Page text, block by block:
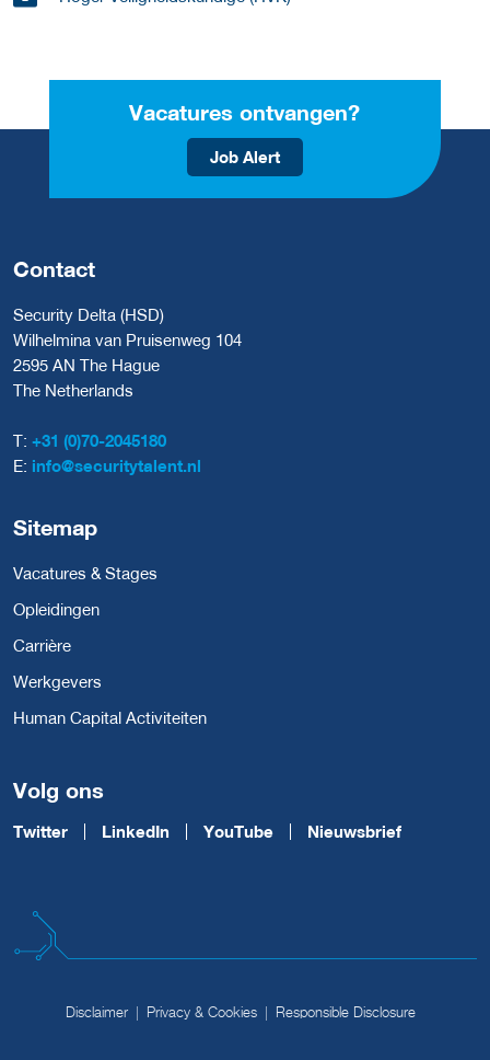
Vacatures ontvangen?
Job Alert
Contact
Security Delta (HSD)
Wilhelmina van Pruisenweg 104
2595 AN The Hague
The Netherlands
T: +31 (0)70-2045180
E: info@securitytalent.nl
Sitemap
Vacatures & Stages
Opleidingen
Carrière
Werkgevers
Human Capital Activiteiten
Volg ons
Twitter LinkedIn YouTube Nieuwsbrief
Disclaimer Privacy & Cookies Responsible Disclosure